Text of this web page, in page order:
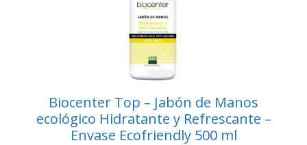
Biocenter Top – Jabón de Manos
ecológico Hidratante y Refrescante –
Envase Ecofriendly 500 ml